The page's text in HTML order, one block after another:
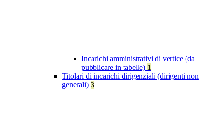
Incarichi amministrativi di vertice (da
pubblicare in tabelle) 1
Titolari di incarichi dirigenziali (dirigenti non
generali) 3